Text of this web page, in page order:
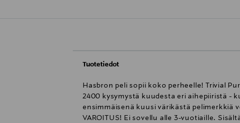
Tuotetiedot
Hasbron peli sopii koko perheelle! Trivial
2400 kysymystä kuudesta eri aihepiiristä -
ensimmäisenä kuusi värikästä pelimerkkiä
VAROITUS! Ei sovellu alle 3-vuotiaille.